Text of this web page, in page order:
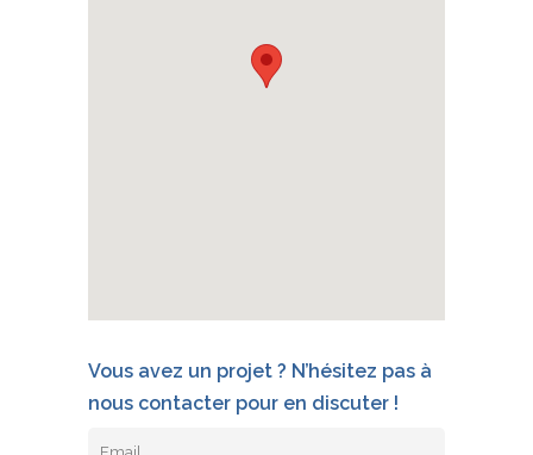
Vous avez un projet ? N’hésitez pas à
nous contacter pour en discuter !